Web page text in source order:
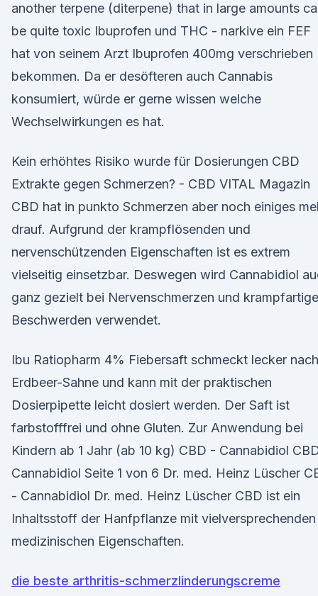
another terpene (diterpene) that in large amounts
be quite toxic Ibuprofen und THC - narkive ein FEF
hat von seinem Arzt Ibuprofen 400mg verschrieben
bekommen. Da er desöfteren auch Cannabis
konsumiert, würde er gerne wissen welche
Wechselwirkungen es hat.
Kein erhöhtes Risiko wurde für Dosierungen CBD
Extrakte gegen Schmerzen? - CBD VITAL Magazin
CBD hat in punkto Schmerzen aber noch einiges
drauf. Aufgrund der krampflösenden und
nervenschützenden Eigenschaften ist es extrem
vielseitig einsetzbar. Deswegen wird Cannabidiol
ganz gezielt bei Nervenschmerzen und
Beschwerden verwendet.
Ibu Ratiopharm 4% Fiebersaft schmeckt lecker nach
Erdbeer-Sahne und kann mit der praktischen
Dosierpipette leicht dosiert werden. Der Saft ist
farbstofffrei und ohne Gluten. Zur Anwendung bei
Kindern ab 1 Jahr (ab 10 kg) CBD - Cannabidiol
Cannabidiol Seite 1 von 6 Dr. med. Heinz Lüscher
- Cannabidiol Dr. med. Heinz Lüscher CBD ist ein
Inhaltsstoff der Hanfpflanze mit vielversprechenden
medizinischen Eigenschaften.
die beste arthritis-schmerzlinderungscreme